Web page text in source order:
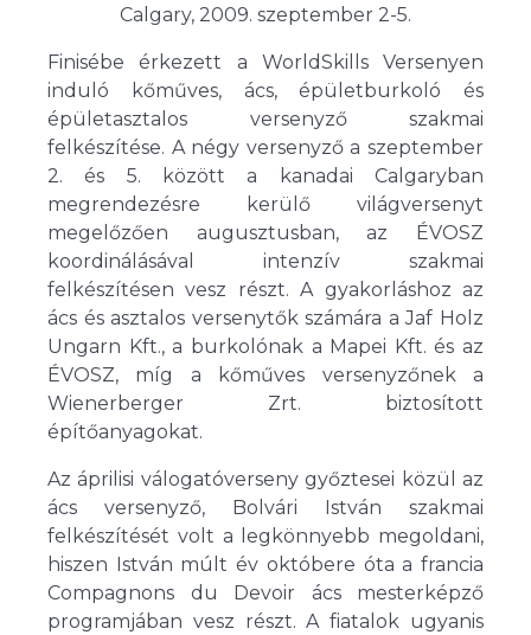
Calgary, 2009. szeptember 2-5.
Finisébe érkezett a WorldSkills Versenyen
induló kőműves, ács, épületburkoló és
épületasztalos versenyző szakmai
felkészítése. A négy versenyző a szeptember
2. és 5. között a kanadai Calgaryban
megrendezésre kerülő világversenyt
megelőzően augusztusban, az ÉVOSZ
koordinálásával intenzív szakmai
felkészítésen vesz részt. A gyakorláshoz az
ács és asztalos versenytők számára a Jaf Holz
Ungarn Kft., a burkolónak a Mapei Kft. és az
ÉVOSZ, míg a kőműves versenyzőnek a
Wienerberger Zrt. biztosított
építőanyagokat.
Az áprilisi válogatóverseny győztesei közül az
ács versenyző, Bolvári István szakmai
felkészítését volt a legkönnyebb megoldani,
hiszen István múlt év októbere óta a francia
Compagnons du Devoir ács mesterképző
programjában vesz részt. A fiatalok ugyanis